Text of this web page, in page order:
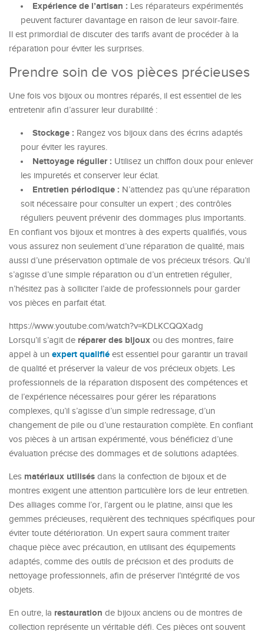
Expérience de l’artisan : Les réparateurs expérimentés
peuvent facturer davantage en raison de leur savoir-faire.
Il est primordial de discuter des tarifs avant de procéder à la
réparation pour éviter les surprises.
Prendre soin de vos pièces précieuses
Une fois vos bijoux ou montres réparés, il est essentiel de les
entretenir afin d’assurer leur durabilité :
Stockage : Rangez vos bijoux dans des écrins adaptés
pour éviter les rayures.
Nettoyage régulier : Utilisez un chiffon doux pour enlever
les impuretés et conserver leur éclat.
Entretien périodique : N’attendez pas qu’une réparation
soit nécessaire pour consulter un expert ; des contrôles
réguliers peuvent prévenir des dommages plus importants.
En confiant vos bijoux et montres à des experts qualifiés, vous
vous assurez non seulement d’une réparation de qualité, mais
aussi d’une préservation optimale de vos précieux trésors. Qu’il
s’agisse d’une simple réparation ou d’un entretien régulier,
n’hésitez pas à solliciter l’aide de professionnels pour garder
vos pièces en parfait état.
https://www.youtube.com/watch?v=KDLKCQQXadg
Lorsqu’il s’agit de réparer des bijoux ou des montres, faire
appel à un expert qualifié est essentiel pour garantir un travail
de qualité et préserver la valeur de vos précieux objets. Les
professionnels de la réparation disposent des compétences et
de l’expérience nécessaires pour gérer les réparations
complexes, qu’il s’agisse d’un simple redressage, d’un
changement de pile ou d’une restauration complète. En confiant
vos pièces à un artisan expérimenté, vous bénéficiez d’une
évaluation précise des dommages et de solutions adaptées.
Les matériaux utilisés dans la confection de bijoux et de
montres exigent une attention particulière lors de leur entretien.
Des alliages comme l’or, l’argent ou le platine, ainsi que les
gemmes précieuses, requièrent des techniques spécifiques pour
éviter toute détérioration. Un expert saura comment traiter
chaque pièce avec précaution, en utilisant des équipements
adaptés, comme des outils de précision et des produits de
nettoyage professionnels, afin de préserver l’intégrité de vos
objets.
En outre, la restauration de bijoux anciens ou de montres de
collection représente un véritable défi. Ces pièces ont souvent